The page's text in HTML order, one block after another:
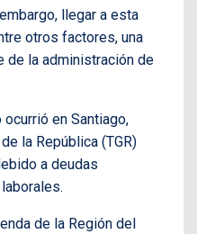
llegar a esta
otros factores, una
de la administración de
en Santiago,
la República (TGR)
a deudas
de la Región del